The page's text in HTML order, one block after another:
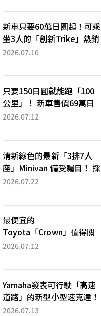
已陸續開始出口的新款
「B...
新車只要60萬日圓起！可乘
坐3人的「創新Trike」熱銷
大賣成為人氣車款！「養車
日圓就能跑100公里」「小
朋友坐得...
2026.07.10
只要150日圓就能跑「100
公里」！ 新車售價69萬日
圓的「3人座」Trike大受歡
為何能迅速熱賣？
2026.07.12
清新綠色的最新「3排7人
座」Minivan 備受矚目！ 採
用全長4.7公尺剛剛好的車
還推出467萬元日圓起的5
人座版...
2026.07.22
最便宜的
Toyota「Crown」值得關
注！ 搭載4WD、每公升
眼！ 配備豐富、超越售價
水準，堪稱高CP值代表的
「...
2026.07.12
Yamaha發表可行駛「高速
道路」的新型小型速克達！
搭載能享受超強勁「渦輪
2026.07.13